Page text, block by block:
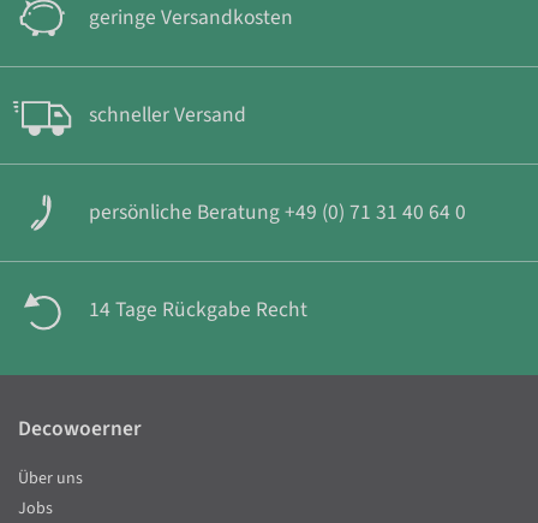
geringe Versandkosten
schneller Versand
persönliche Beratung +49 (0) 71 31 40 64 0
14 Tage Rückgabe Recht
Decowoerner
Über uns
Jobs